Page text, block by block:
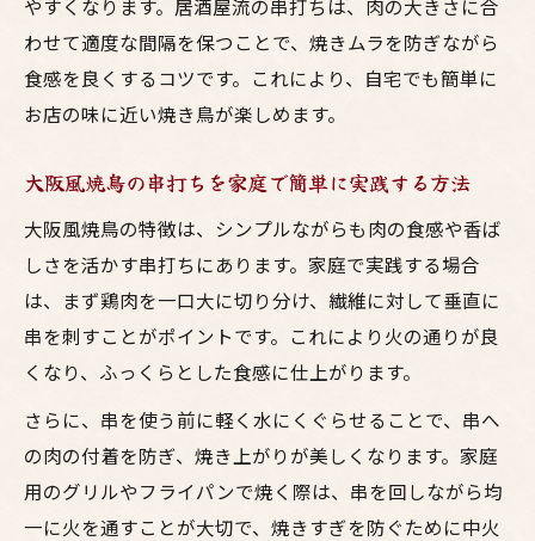
やすくなります。居酒屋流の串打ちは、肉の大きさに合
わせて適度な間隔を保つことで、焼きムラを防ぎながら
食感を良くするコツです。これにより、自宅でも簡単に
お店の味に近い焼き鳥が楽しめます。
大阪風焼鳥の串打ちを家庭で簡単に実践する方法
大阪風焼鳥の特徴は、シンプルながらも肉の食感や香ば
しさを活かす串打ちにあります。家庭で実践する場合
は、まず鶏肉を一口大に切り分け、繊維に対して垂直に
串を刺すことがポイントです。これにより火の通りが良
くなり、ふっくらとした食感に仕上がります。
さらに、串を使う前に軽く水にくぐらせることで、串へ
の肉の付着を防ぎ、焼き上がりが美しくなります。家庭
用のグリルやフライパンで焼く際は、串を回しながら均
一に火を通すことが大切で、焼きすぎを防ぐために中火